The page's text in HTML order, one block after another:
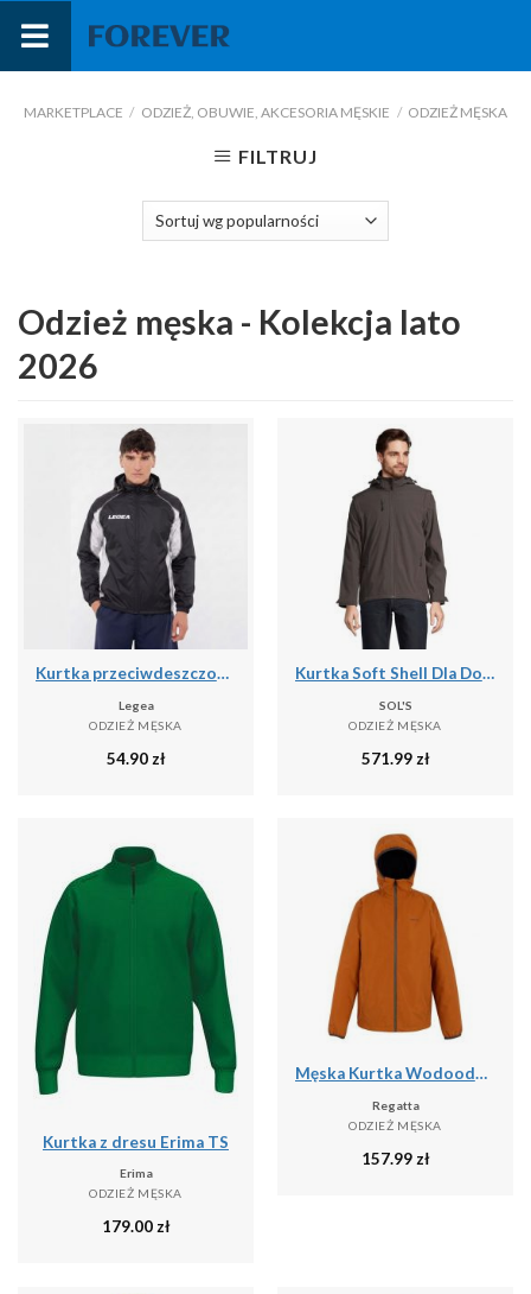
treści
MARKETPLACE / ODZIEŻ, OBUWIE, AKCESORIA MĘSKIE / ODZIEŻ MĘSKA
FILTRUJ
Odzież męska - Kolekcja lato
2026
Kurtka przeciwdeszczowa Storm dla mężczyzn do biegania czarno-biała
Legea
ODZIEŻ MĘSKA
54.90 zł
Kurtka Soft Shell Dla Dorosłych Unisex Falcon 3 W 1
SOL'S
ODZIEŻ MĘSKA
571.99 zł
Kurtka z dresu Erima TS
Erima
ODZIEŻ MĘSKA
179.00zł
Męska Kurtka Wodoodporna Caspen
Regatta
ODZIEŻ MĘSKA
157.99 zł